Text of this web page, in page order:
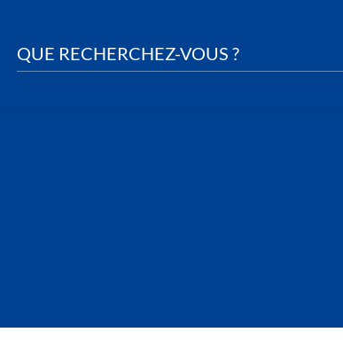
QUE RECHERCHEZ-VOUS ?